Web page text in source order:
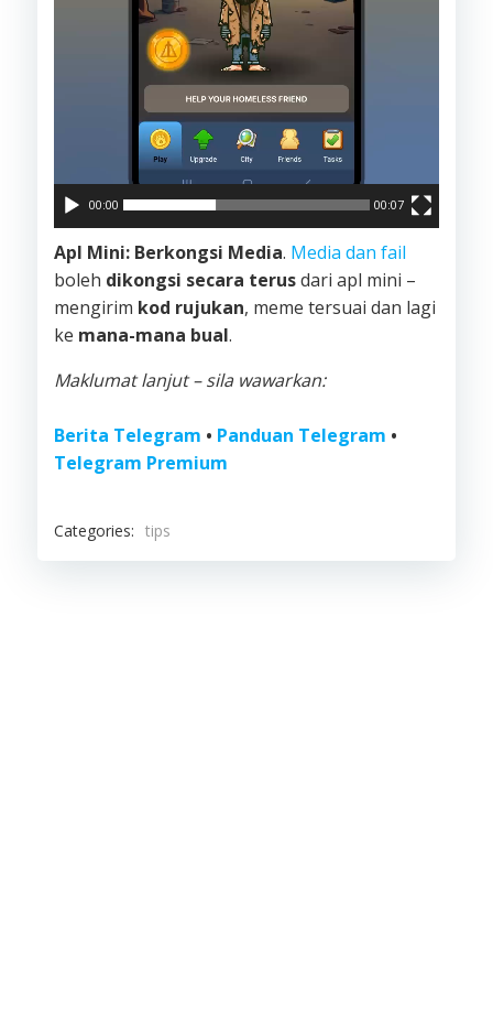
00:00 00:07
Apl Mini: Berkongsi Media. Media dan fail
boleh dikongsi secara terusdari apl mini –
mengirim kod rujukan, meme tersuai dan lagi
ke mana-mana bual.
Maklumat lanjut – sila wawarkan:
Berita Telegram • Panduan Telegram •
Telegram Premium
Categories: tips